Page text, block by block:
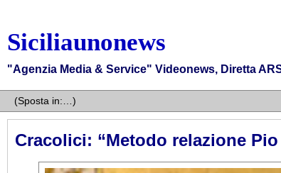
Siciliaunonews
"Agenzia Media & Service" Videonews, Diretta
Cracolici: “Metodo relazione